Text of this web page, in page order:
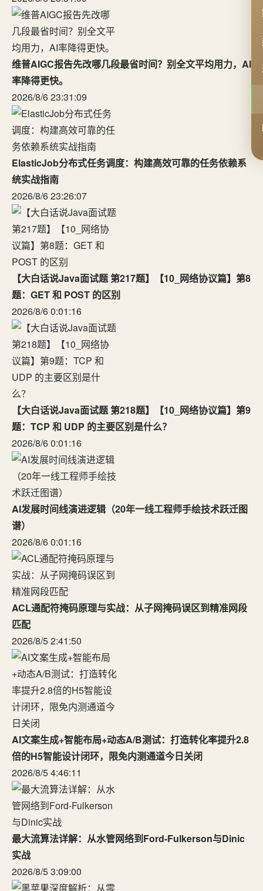
维普AIGC报告先改哪几段最省时间？别全文平均用力，AI
率降得更快。
2026/8/6 23:31:09
ElasticJob分布式任务调度：构建高效可靠的任务依赖系
统实战指南
2026/8/6 23:26:07
【大白话说Java面试题 第217题】【10_网络协议篇】第8
题：GET 和 POST 的区别
2026/8/6 0:01:16
【大白话说Java面试题 第218题】【10_网络协议篇】第9
题：TCP 和 UDP 的主要区别是什么？
2026/8/6 0:01:16
AI发展时间线演进逻辑（20年一线工程师手绘技术跃迁图
谱）
2026/8/6 0:01:16
ACL通配符掩码原理与实战：从子网掩码误区到精准网段
匹配
2026/8/5 2:41:50
AI文案生成+智能布局+动态A/B测试：打造转化率提升2.8
倍的H5智能设计闭环，限免内测通道今日关闭
2026/8/5 4:46:11
最大流算法详解：从水管网络到Ford-Fulkerson与Dinic
实战
2026/8/5 3:09:00